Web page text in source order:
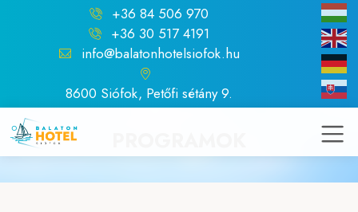
+36 84 506 970
+36 30 517 4191
info@balatonhotelsiofok.hu
8600 Siófok, Petőfi sétány 9.